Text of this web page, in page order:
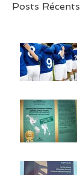
Posts Récents